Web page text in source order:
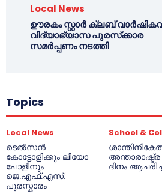
Local News
ഊരകം സ്റ്റാർ ക്ലബ്
വിദ്യാഭ്യാസ പുരസ്‌ക്കാര
സമർപ്പണം നടത്തി
Topics
Local News
ടെൽസൻ
കോട്ടോളിക്കും ലിയോ
പോളിനും
ജെ.എഫ്.എസ്.
പുരസ്കാരം
School &
ദിനം